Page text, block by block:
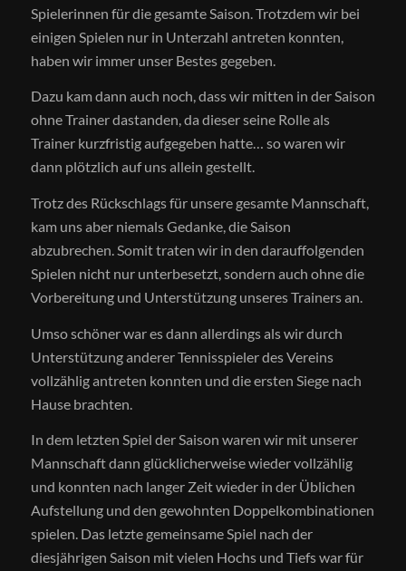
Spielerinnen für die gesamte Saison. Trotzdem wir bei
einigen Spielen nur in Unterzahl antreten konnten,
haben wir immer unser Bestes gegeben.
Dazu kam dann auch noch, dass wir mitten in der Saison
ohne Trainer dastanden, da dieser seine Rolle als
Trainer kurzfristig aufgegeben hatte… so waren wir
dann plötzlich auf uns allein gestellt.
Trotz des Rückschlags für unsere gesamte Mannschaft,
kam uns aber niemals Gedanke, die Saison
abzubrechen. Somit traten wir in den darauffolgenden
Spielen nicht nur unterbesetzt, sondern auch ohne die
Vorbereitung und Unterstützung unseres Trainers an.
Umso schöner war es dann allerdings als wir durch
Unterstützung anderer Tennisspieler des Vereins
vollzählig antreten konnten und die ersten Siege nach
Hause brachten.
In dem letzten Spiel der Saison waren wir mit unserer
Mannschaft dann glücklicherweise wieder vollzählig
und konnten nach langer Zeit wieder in der Üblichen
Aufstellung und den gewohnten Doppelkombinationen
spielen. Das letzte gemeinsame Spiel nach der
diesjährigen Saison mit vielen Hochs und Tiefs war für